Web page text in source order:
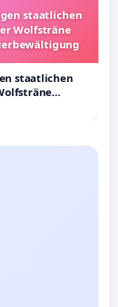
staatlichen
Wolfsträne
staatlichen